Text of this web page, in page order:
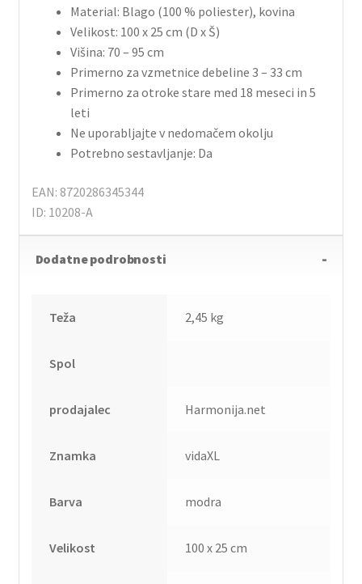
Material: Blago (100 % poliester), kovina
Velikost: 100 x 25 cm (D x Š)
Višina: 70 – 95 cm
Primerno za vzmetnice debeline 3 – 33 cm
Primerno za otroke stare med 18 meseci in 5
leti
Ne uporabljajte v nedomačem okolju
Potrebno sestavljanje: Da
EAN: 8720286345344
ID: 10208-A
Dodatne podrobnosti
Teža 2,45 kg
Spol
prodajalec Harmonija.net
Znamka vidaXL
Barva modra
Velikost 100 x 25 cm